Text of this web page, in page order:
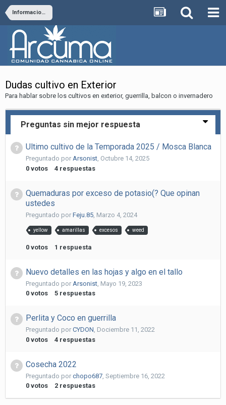
Informacion de Cultivo
Dudas cultivo en Exterior
Para hablar sobre los cultivos en exterior, guerrilla, balcon o invernadero
Preguntas sin mejor respuesta
Ultimo cultivo de la Temporada 2025 / Mosca Blanca
Preguntado por Arsonist, Octubre 14, 2025
0 votos 4 respuestas
Quemaduras por exceso de potasio(? Que opinan
ustedes
Preguntado por Feju.85 Marzo 4, 2024
yellow amarillas excesos weed
0 votos 1 respuesta
Nuevo detalles en las hojas y algo en el tallo
Preguntado por Arsonist Mayo 19, 2023
0 votos 5 respuestas
Perlita y Coco en guerrilla
Preguntado por CYDON, Dociembre 11, 2022
0 votos 4 respuestas
Cosecha 2022
Preguntado por chopo687 Septiembre 16, 2022
0 votos 2 respuestas